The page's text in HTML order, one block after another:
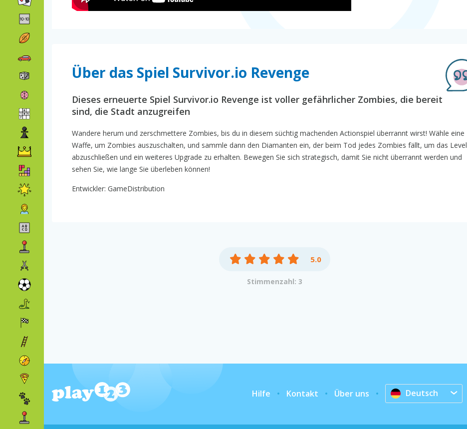
Über das Spiel Survivor.io Revenge
Dieses erneuerte Spiel Survivor.io Revenge ist voller gefährlicher Zombies, die bereit
sind, die Stadt anzugreifen
Wandere herum und zerschmettere Zombies, bis du in diesem süchtig machenden Actionspiel überrannt wirst! Wähle eine
Waffe, um Zombies auszuschalten, und sammle dann den Diamanten ein, der beim Tod jedes Zombies fällt, um das Level
abzuschließen und ein weiteres Upgrade zu erhalten. Bewegen Sie sich strategisch, damit Sie nicht überrannt werden und
sehen Sie, wie lange Sie überleben können!
Entwickler: GameDistribution
5.0
Stimmenzahl: 3
Hilfe Kontakt Über uns Deutsch